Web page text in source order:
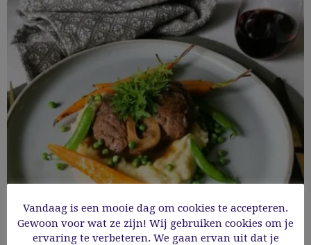
Kalfsschenkel met balsamico
Vandaag is een mooie dag om cookies te accepteren.
Gewoon voor wat ze zijn! Wij gebruiken cookies om je
ervaring te verbeteren. We gaan ervan uit dat je